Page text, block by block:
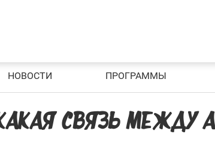
НОВОСТИ ПРОГРАММЫ
СВЯЗЬ МЕЖДУ